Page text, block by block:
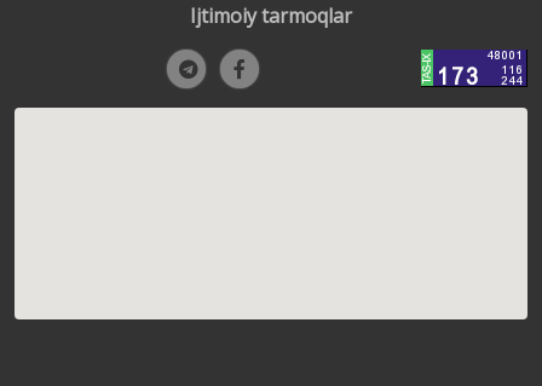
Ijtimoiy tarmoqlar